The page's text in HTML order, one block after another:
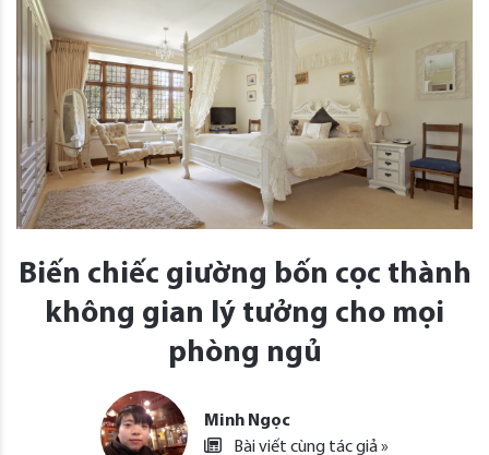
Biến chiếc giường bốn cọc thành
không gian lý tưởng cho mọi
phòng ngủ
Minh Ngọc
Bài viết cùng tác giả »